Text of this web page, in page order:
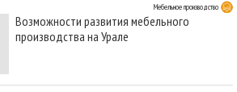
Мебельное производство
Возможности развития мебельного
производства на Урале